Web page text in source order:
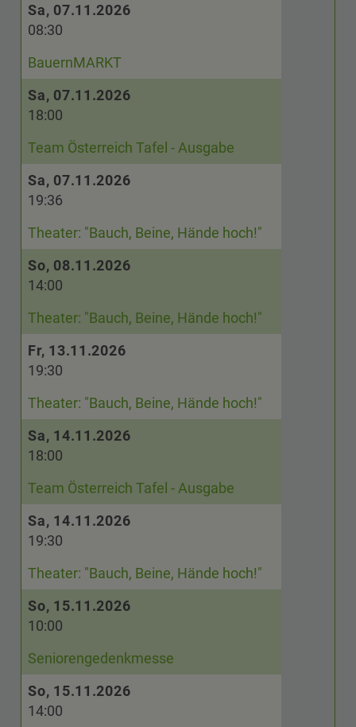
Sa, 07.11.2026
08:30
BauernMARKT
Sa, 07.11.2026
18:00
Team Österreich Tafel - Ausgabe
Sa, 07.11.2026
19:36
Theater: "Bauch, Beine, Hände hoch!"
So, 08.11.2026
14:00
Theater: "Bauch, Beine, Hände hoch!"
Fr, 13.11.2026
19:30
Theater: "Bauch, Beine, Hände hoch!"
Sa, 14.11.2026
18:00
Team Österreich Tafel - Ausgabe
Sa, 14.11.2026
19:30
Theater: "Bauch, Beine, Hände hoch!"
So, 15.11.2026
10:00
Seniorengedenkmesse
So, 15.11.2026
14:00